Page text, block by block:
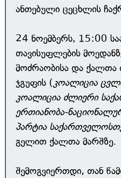
ანთებული ცეცხლის
24 ნოემბერს, 15:00
თავისუფლების
მოძრაობისა და ქალთა
ჯგუფის (კოალიცია
კოალიცია ძლიერი
ერთიანობა-
პარტია
გელით ქალთა მარშზე.
შემოგვიერთდი, თან